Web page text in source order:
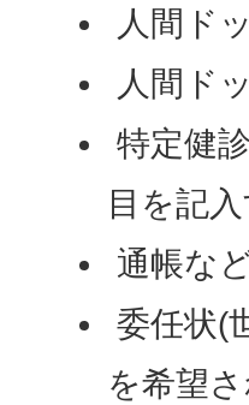
人間ド
人間ド
特定健
目を記
通帳な
委任状(
を希望